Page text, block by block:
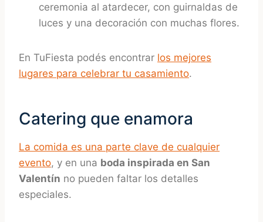
ceremonia al atardecer, con guirnaldas de
luces y una decoración con muchas flores.
En TuFiesta podés encontrar los mejores
lugares para celebrar tu casamiento.
Catering que enamora
La comida es una parte clave de cualquier
evento, y en una boda inspirada en San
Valentín no pueden faltar los detalles
especiales.